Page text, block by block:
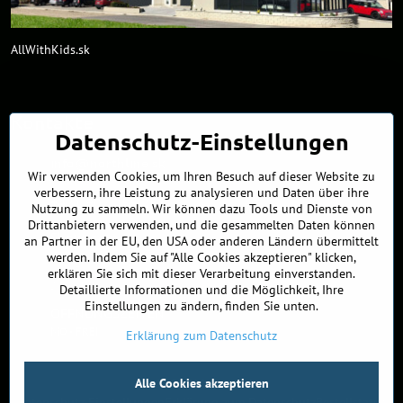
AllWithKids.sk
Kontakte
+421 902 255 255
Showroom
Nádražná 34/A
90027 Ivánka pri Dunaji
Slowakei
ÖFFNUNGSZEITEN
9:00 - 16:00
© 2026Urheberrecht
Datenschutz-Einstellungen
Wir verwenden Cookies, um Ihren Besuch auf dieser Website zu
verbessern, ihre Leistung zu analysieren und Daten über ihre
Nutzung zu sammeln. Wir können dazu Tools und Dienste von
Drittanbietern verwenden, und die gesammelten Daten können
an Partner in der EU, den USA oder anderen Ländern übermittelt
werden. Indem Sie auf "Alle Cookies akzeptieren" klicken,
erklären Sie sich mit dieser Verarbeitung einverstanden.
Detaillierte Informationen und die Möglichkeit, Ihre
Einstellungen zu ändern, finden Sie unten.
Erklärung zum Datenschutz
Alle Cookies akzeptieren